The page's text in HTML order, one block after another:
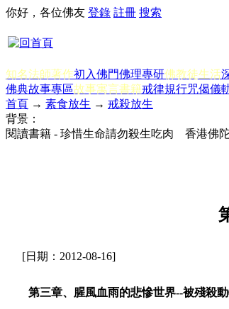
你好，各位佛友 登錄 註冊 搜索
知名法師著作初入佛門佛理專研佛教徒生活
佛典故事專區故事寓言書籍戒律規行咒偈儀
首頁 → 素食放生 → 戒殺放生
背景：
閱讀書籍 - 珍惜生命請勿殺生吃肉 香港佛
[日期：2012-08-16]
第三章、腥風血雨的悲慘世界--被殘殺